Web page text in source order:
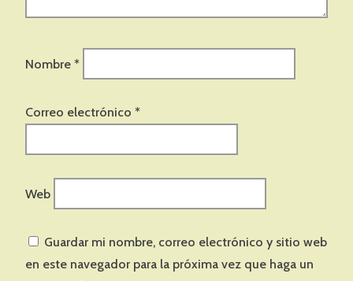
Nombre *
Correo electrónico *
Web
Guardar mi nombre, correo electrónico y sitio web
en este navegador para la próxima vez que haga un